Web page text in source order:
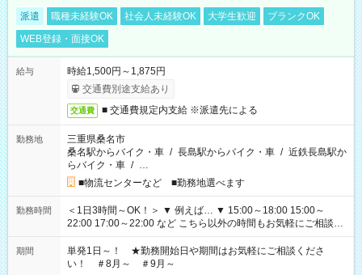
派遣 職種未経験OK 社会人未経験OK 大学生歓迎
ブランクOK
WEB登録・面接OK
給与
時給1,500円～1,875円
交通費別途支給あり
交通費 ■ 交通費規定内支給 ※派遣先による
勤務地
三重県桑名市
桑名駅からバイク・車 / 長島駅からバイク・車 / 近鉄長島駅か
らバイク・車 / …
■物流センターなど ■勤務地選べます
勤務時間
＜1日3時間～OK！＞ ▼ 例えば… ▼ 15:00～18:00 15:00～
22:00 17:00～22:00 など こちら以外の時間もお気軽にご相談く
ださい！
期間
単発1日～！ ★勤務開始日や期間はお気軽にご相談くださ
い！ ＃8月～ ＃9月～